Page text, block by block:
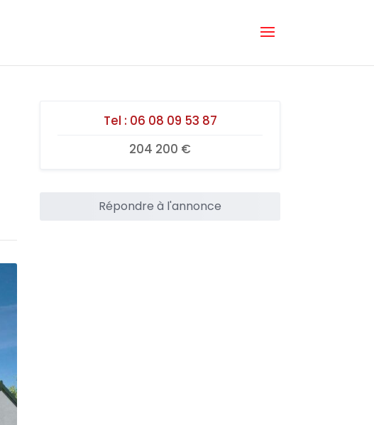
Tel : 06 08 09 53 87
204 200 €
Répondre à l'annonce